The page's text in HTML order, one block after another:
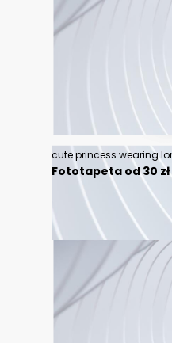
Fototapeta od 30 zł